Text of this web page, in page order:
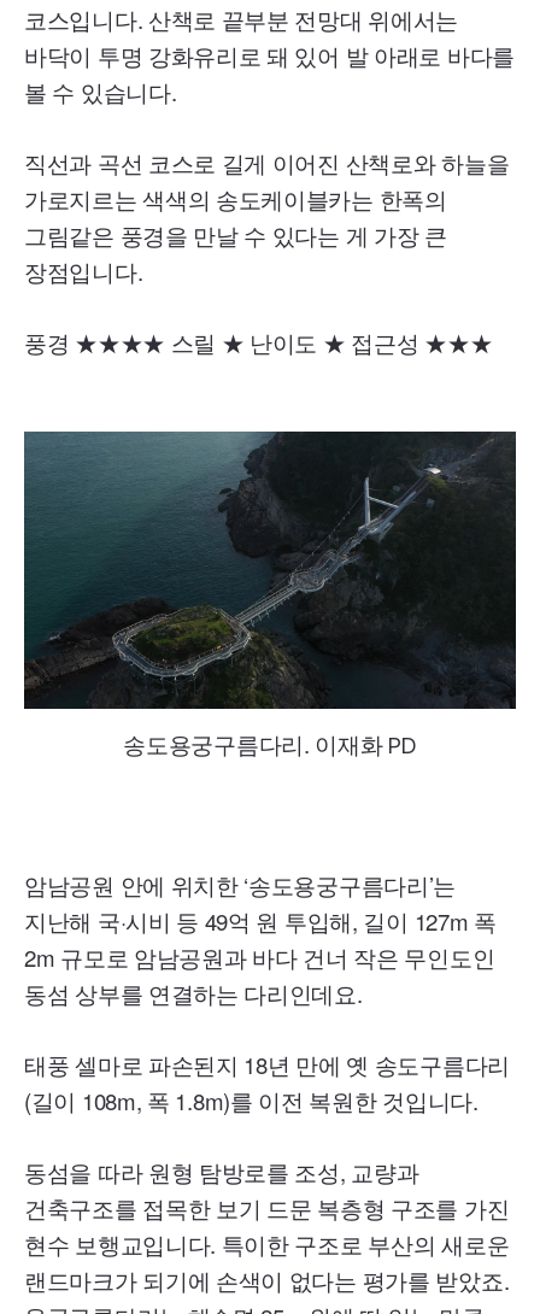
코스입니다. 산책로 끝부분 전망대 위에서는
바닥이 투명 강화유리로 돼 있어 발 아래로 바다를
볼 수 있습니다.
직선과 곡선 코스로 길게 이어진 산책로와 하늘을
가로지르는 색색의 송도케이블카는 한폭의
그림같은 풍경을 만날 수 있다는 게 가장 큰
장점입니다.
풍경 ★★★★ 스릴 ★ 난이도 ★ 접근성 ★★★
송도용궁구름다리. 이재화 PD
암남공원 안에 위치한 ‘송도용궁구름다리’는
지난해 국·시비 등 49억 원 투입해, 길이 127m 폭
2m 규모로 암남공원과 바다 건너 작은 무인도인
동섬 상부를 연결하는 다리인데요.
태풍 셀마로 파손된지 18년 만에 옛 송도구름다리
(길이 108m, 폭 1.8m)를 이전 복원한 것입니다.
동섬을 따라 원형 탐방로를 조성, 교량과
건축구조를 접목한 보기 드문 복층형 구조를 가진
현수 보행교입니다. 특이한 구조로 부산의 새로운
랜드마크가 되기에 손색이 없다는 평가를 받았죠.